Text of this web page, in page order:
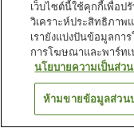
บริการซักผ้า (ฟรี)
หน้าแรก ญี่ปุ่น เกีย
เว็บไซต์นี้ใช้คุกกี้เพื่อป
วิเคราะห์ประสิทธิภาพ
เรายังแบ่งปันข้อมูลกา
การโฆษณาและพาร์ทเ
นโยบายความเป็นส่ว
ห้ามขายข้อมูลส่วน